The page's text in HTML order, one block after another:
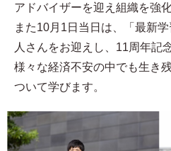
アドバイザーを迎え組織を強化
また10月1日当日は、「最新
人さんをお迎えし、11周年記
様々な経済不安の中でも生き
ついて学びます。